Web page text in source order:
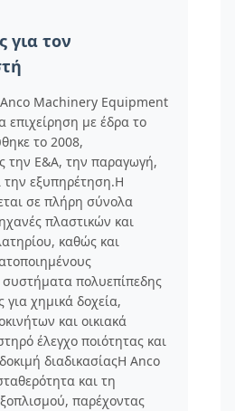
για τον
Machinery Equipment
επιχείρηση με έδρα το
το 2008,
την Ε&Α, την παραγωγή,
την εξυπηρέτηση.Η
σε πλήρη σύνολα
πλαστικών και
καθώς και
συστήματα πολυεπίπεδης
χημικά δοχεία,
και οικιακά
έλεγχο ποιότητας και
διαδικασίαςΗ Anco
και τη
παρέχοντας